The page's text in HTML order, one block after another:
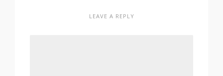
LEAVE A REPLY